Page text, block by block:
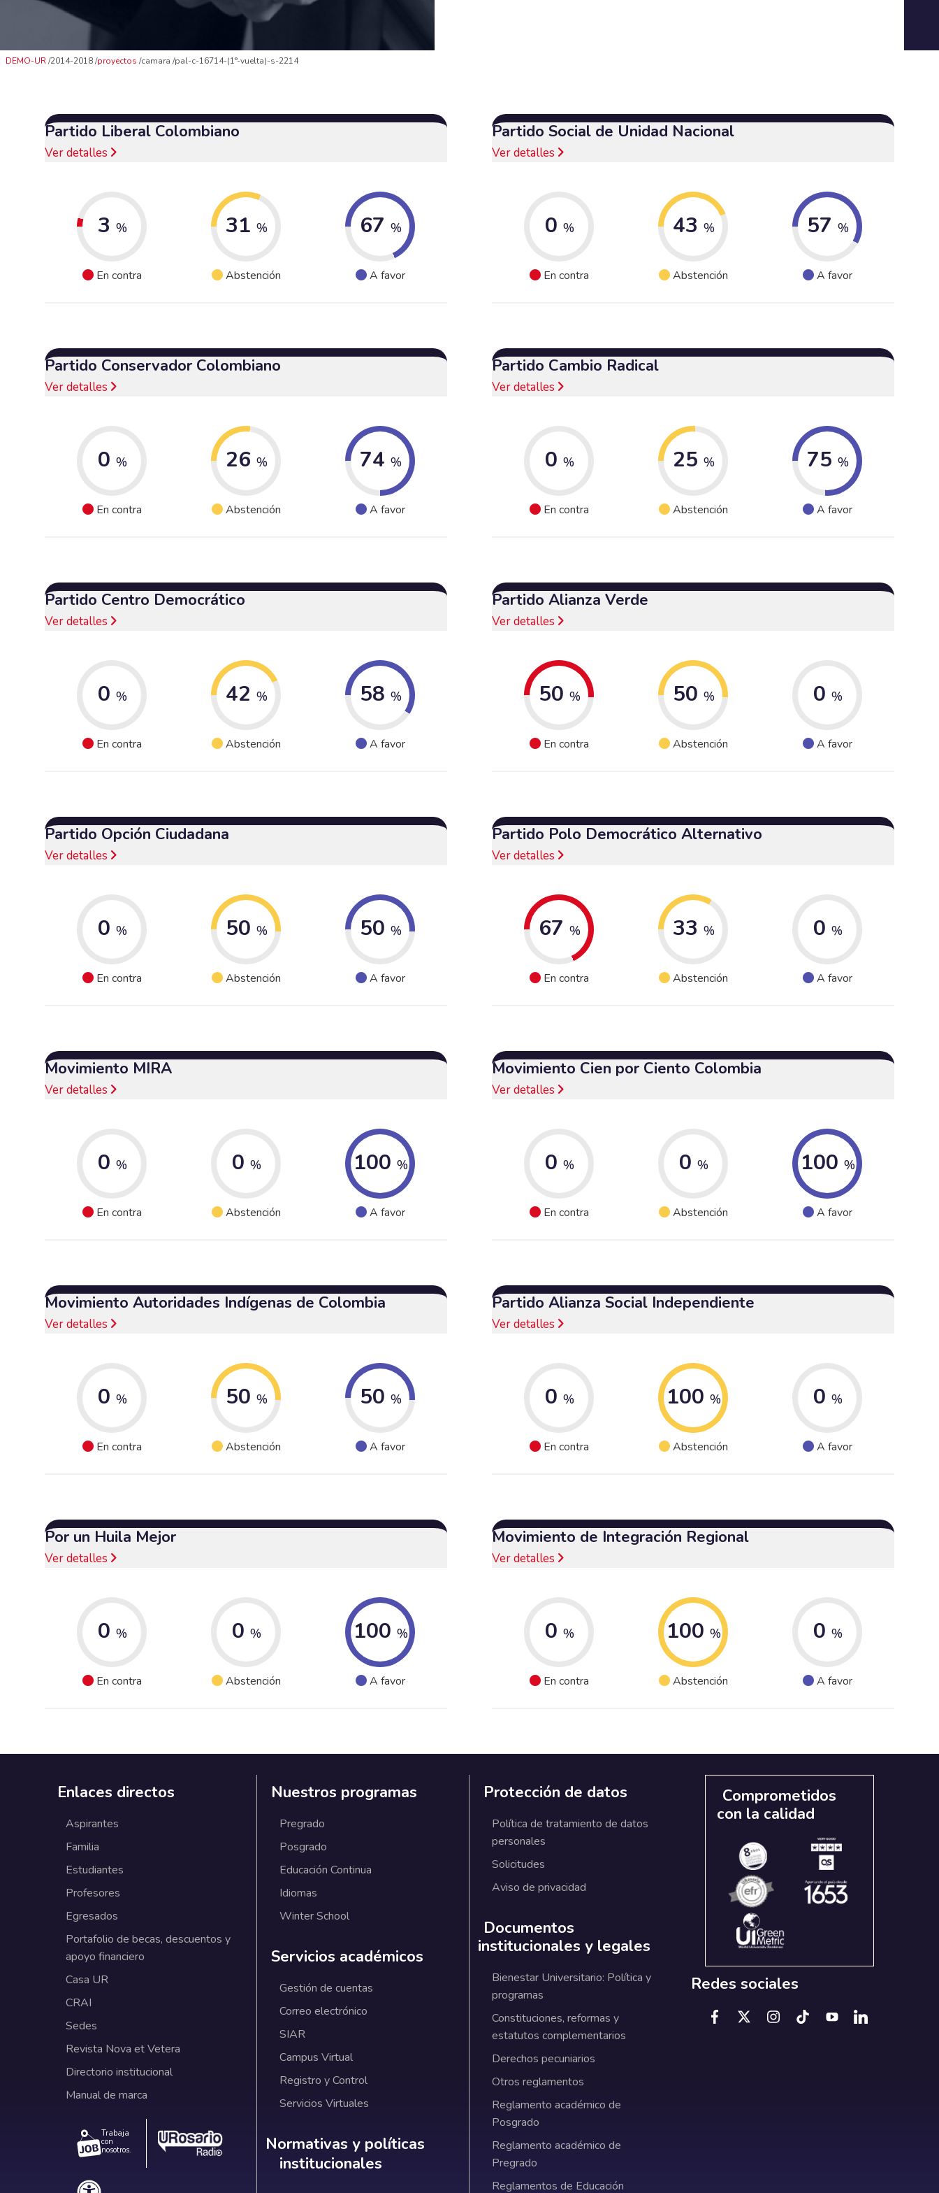
DEMO-UR 2014-2018 proyectos camara pal-c-16714-(1°-vuelta)-s-2214
Partido Liberal Colombiano
Ver detalles
3 %
En contra
31 %
Abstención
67 %
A favor
Partido Social de Unidad Nacional
Ver detalles
0 %
En contra
43 %
Abstención
57 %
A favor
Partido Conservador Colombiano
Ver detalles
0 %
En contra
26 %
Abstención
74 %
A favor
Partido Cambio Radical
Ver detalles
0 %
En contra
25 %
Abstención
75 %
A favor
Partido Centro Democrático
Ver detalles
0 %
En contra
42 %
Abstención
58 %
A favor
Partido Alianza Verde
Ver detalles
50 %
En contra
50 %
Abstención
0 %
A favor
Partido Opción Ciudadana
Ver detalles
0 %
En contra
50 %
Abstención
50 %
A favor
Partido Polo Democrático Alternativo
Ver detalles
67 %
En contra
33 %
Abstención
0 %
A favor
Movimiento MIRA
Ver detalles
0 %
En contra
0 %
Abstención
100 %
A favor
Movimiento Cien por Ciento Colombia
Ver detalles
0 %
En contra
0 %
Abstención
100 %
A favor
Movimiento Autoridades Indígenas de Colombia
Ver detalles
0 %
En contra
50 %
Abstención
50 %
A favor
Partido Alianza Social Independiente
Ver detalles
0 %
En contra
100 %
Abstención
0 %
A favor
Por un Huila Mejor
Ver detalles
0 %
En contra
0 %
Abstención
100 %
A favor
Movimiento de Integración Regional
Ver detalles
0 %
En contra
100 %
Abstención
0 %
A favor
Enlaces directos
Aspirantes
Familia
Estudiantes
Profesores
Egresados
Portafolio de becas, descuentos y
apoyo financiero
Casa UR
CRAI
Sedes
Revista Nova et Vetera
Directorio institucional
Manual de marca
Trabaja
con
nosotros.
Nuestros programas
Pregrado
Posgrado
Educación Continua
Idiomas
Winter School
Servicios académicos
Gestión de cuentas
Correo electrónico
SIAR
Campus Virtual
Registro y Control
Servicios Virtuales
Normativas y políticas institucionales
Normativas y políticas
institucionales
Protección de datos
Política de tratamiento de datos
personales
Solicitudes
Aviso de privacidad
Documentos
institucionales y legales
Bienestar Universitario: Política y
programas
Constituciones, reformas y
estatutos complementarios
Derechos pecuniarios
Otros reglamentos
Reglamento académico de
Posgrado
Reglamento académico de
Pregrado
Reglamentos de Educación
Comprometidos
con la calidad
Redes sociales